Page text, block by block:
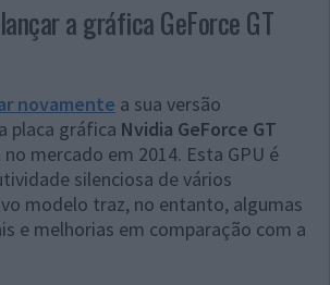
a gráfica GeForce GT
novamente a sua versão
placa gráfica Nvidia GeForce GT
mercado em 2014. Esta GPU é
silenciosa de vários
modelo traz, no entanto, algumas
e melhorias em comparação com a